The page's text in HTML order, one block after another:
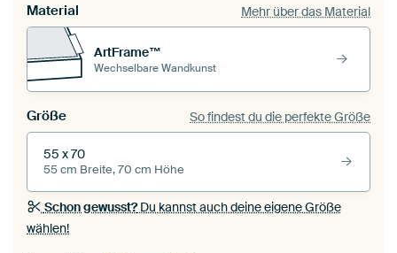
Material Mehr über das Material
ArtFrame™
Wechselbare Wandkunst
Größe So findest du die perfekte Größe
55 x 70
55 cm Breite, 70 cm Höhe
Schon gewusst?Du kannst auch deine eigene Größe
wählen!